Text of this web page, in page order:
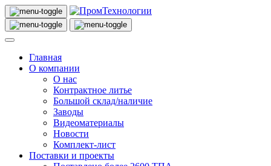
Главная
О компании
О нас
Контрактное литье
Большой склад/наличие
Заводы
Видеоматериалы
Новости
Комплект-лист
Поставки и проекты